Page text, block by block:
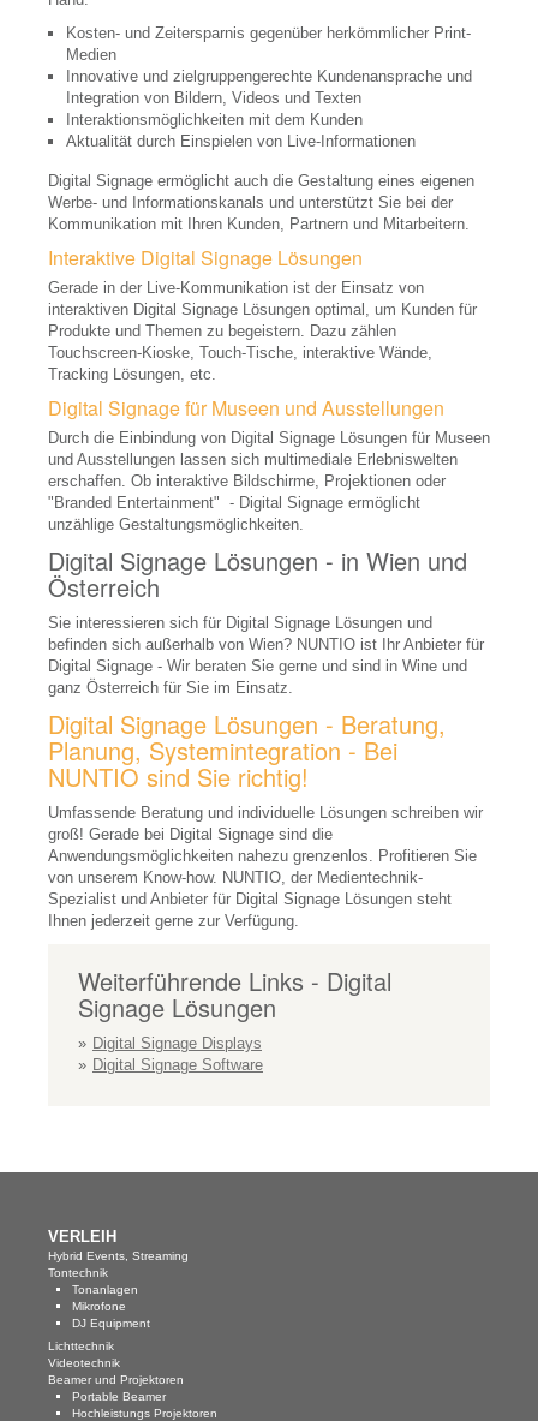
Digital Signage
Signage Lösungen
Signage Displays
Signage Software
Konferenzraumtechnik
Leinwände, Bildwände
Beschallungsanlagen
Diskussionsanlagen
Abstimmungsgeräte, Voting
Signalmanagement
Mediensteuerungen
Visualizer
Medienmöbel
Moderationszubehör
Raumbuchungssysteme
Videokonferenz-Systeme
Dolmetschsysteme
Personen-Führungsanlagen
Jobs
Impressum
Kosten- und Zeitersparnis gegenüber herkömmlicher Print-
Medien
Innovative und zielgruppengerechte Kundenansprache und
Integration von Bildern, Videos und Texten
Interaktionsmöglichkeiten mit dem Kunden
Aktualität durch Einspielen von Live-Informationen
Digital Signage ermöglicht auch die Gestaltung eines eigenen
Werbe- und Informationskanals und unterstützt Sie bei der
Kommunikation mit Ihren Kunden, Partnern und Mitarbeitern.
Interaktive Digital Signage Lösungen
Gerade in der Live-Kommunikation ist der Einsatz von
interaktiven Digital Signage Lösungen optimal, um Kunden für
Produkte und Themen zu begeistern. Dazu zählen
Touchscreen-Kioske, Touch-Tische, interaktive Wände,
Tracking Lösungen, etc.
Digital Signage für Museen und Ausstellungen
Durch die Einbindung von Digital Signage Lösungen für Museen
und Ausstellungen lassen sich multimediale Erlebniswelten
erschaffen. Ob interaktive Bildschirme, Projektionen oder
"Branded Entertainment" - Digital Signage ermöglicht
unzählige Gestaltungsmöglichkeiten.
Digital Signage Lösungen - in Wien und
Österreich
Sie interessieren sich für Digital Signage Lösungen und
befinden sich außerhalb von Wien? NUNTIO ist Ihr Anbieter für
Digital Signage - Wir beraten Sie gerne und sind in Wine und
ganz Österreich für Sie im Einsatz.
Digital Signage Lösungen - Beratung,
Planung, Systemintegration - Bei
NUNTIO sind Sie richtig!
Umfassende Beratung und individuelle Lösungen schreiben wir
groß! Gerade bei Digital Signage sind die
Anwendungsmöglichkeiten nahezu grenzenlos. Profitieren Sie
von unserem Know-how. NUNTIO, der Medientechnik-
Spezialist und Anbieter für Digital Signage Lösungen steht
Ihnen jederzeit gerne zur Verfügung.
Weiterführende Links - Digital
Signage Lösungen
Digital Signage Displays
Digital Signage Software
VERLEIH
Hybrid Events, Streaming
Tontechnik
Tonanlagen
Mikrofone
DJ Equipment
Lichttechnik
Videotechnik
Beamer und Projektoren
Portable Beamer
Hochleistungs Projektoren